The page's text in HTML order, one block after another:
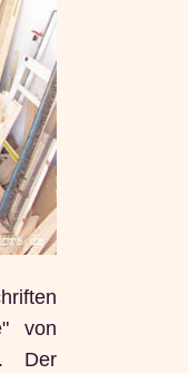
von
Der